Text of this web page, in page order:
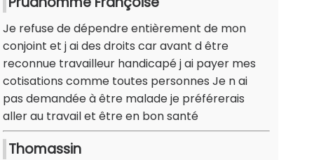
Je refuse de dépendre entièrement de mon
conjoint et j ai des droits car avant d être
reconnue travailleur handicapé j ai payer mes
cotisations comme toutes personnes Je n ai
pas demandée à être malade je préférerais
aller au travail et être en bon santé
Thomassin